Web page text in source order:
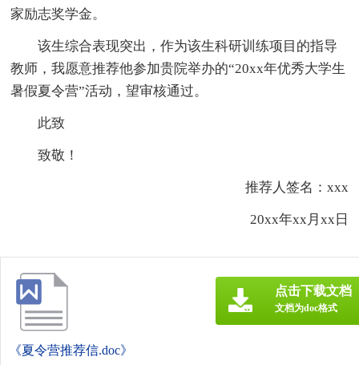
家励志奖学金。
该生综合表现突出，作为该生科研训练项目的指导
教师，我愿意推荐他参加贵院举办的“20xx年优秀大学生
暑假夏令营”活动，望审核通过。
此致
致敬！
推荐人签名：xxx
20xx年xx月xx日
《夏令营推荐信.doc》
点击下载文档
文档为doc格式